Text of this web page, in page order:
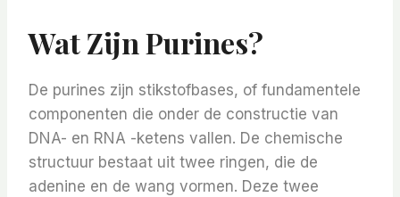
Wat Zijn Purines?
De purines zijn stikstofbases, of fundamentele
componenten die onder de constructie van
DNA- en RNA -ketens vallen. De chemische
structuur bestaat uit twee ringen, die de
adenine en de wang vormen. Deze twee